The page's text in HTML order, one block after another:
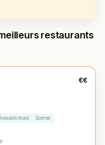
restaurants
€€
toast Scones